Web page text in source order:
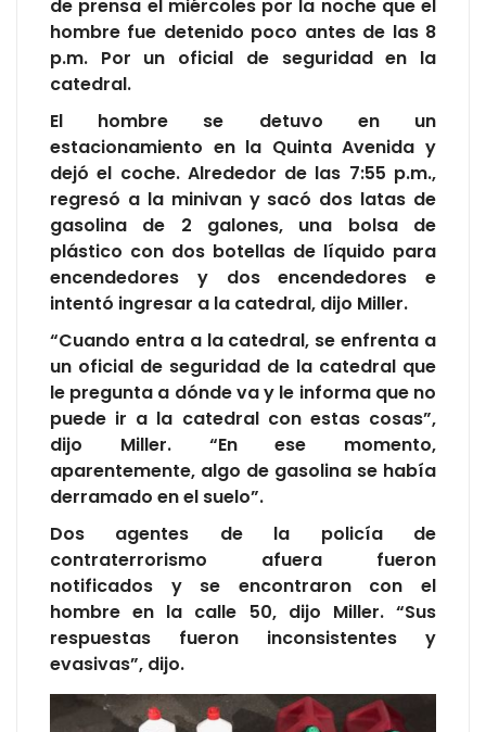
de prensa el miércoles por la noche que el
hombre fue detenido poco antes de las 8
p.m. Por un oficial de seguridad en la
catedral.
El hombre se detuvo en un
estacionamiento en la Quinta Avenida y
dejó el coche. Alrededor de las 7:55 p.m.,
regresó a la minivan y sacó dos latas de
gasolina de 2 galones, una bolsa de
plástico con dos botellas de líquido para
encendedores y dos encendedores e
intentó ingresar a la catedral, dijo Miller.
“Cuando entra a la catedral, se enfrenta a
un oficial de seguridad de la catedral que
le pregunta a dónde va y le informa que no
puede ir a la catedral con estas cosas”,
dijo Miller. “En ese momento,
aparentemente, algo de gasolina se había
derramado en el suelo”.
Dos agentes de la policía de
contraterrorismo afuera fueron
notificados y se encontraron con el
hombre en la calle 50, dijo Miller. “Sus
respuestas fueron inconsistentes y
evasivas”, dijo.